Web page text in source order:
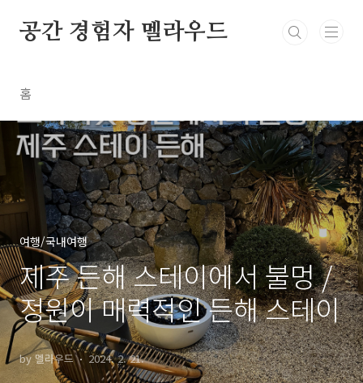
공간 경험자 멜라우드
홈
여행/국내여행
제주 든해 스테이에서 불멍 /
정원이 매력적인 든해 스테이
by 멜라우드 2024. 2. 21.